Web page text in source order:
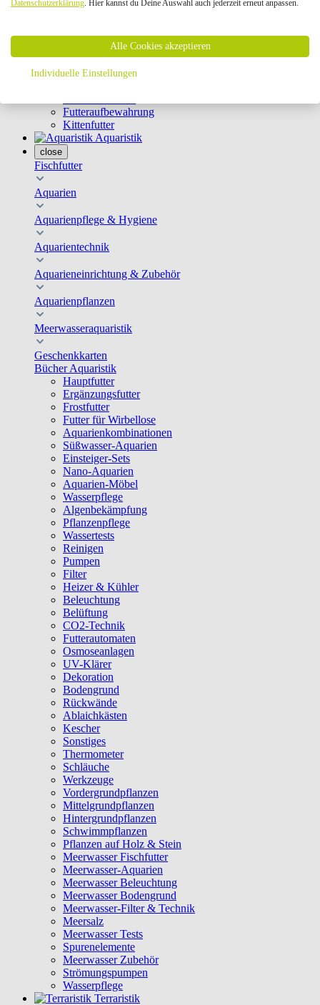
Geschirre & Leinen
Schutznetze
Kippfensterschutz
Katzenkameras
Futternäpfe
Futteraufbewahrung
Kittenfutter
Aquaristik
close
Fischfutter
Aquarien
Aquarienpflege & Hygiene
Aquarientechnik
Aquarieneinrichtung & Zubehör
Aquarienpflanzen
Meerwasseraquaristik
Geschenkkarten
Bücher Aquaristik
Hauptfutter
Ergänzungsfutter
Frostfutter
Futter für Wirbellose
Aquarienkombinationen
Süßwasser-Aquarien
Einsteiger-Sets
Nano-Aquarien
Aquarien-Möbel
Wasserpflege
Algenbekämpfung
Pflanzenpflege
Wassertests
Reinigen
Pumpen
Filter
Heizer & Kühler
Beleuchtung
Belüftung
CO2-Technik
Futterautomaten
Osmoseanlagen
UV-Klärer
Dekoration
Bodengrund
Rückwände
Ablaichkästen
Kescher
Sonstiges
Thermometer
Schläuche
Werkzeuge
Vordergrundpflanzen
Mittelgrundpflanzen
Hintergrundpflanzen
Schwimmpflanzen
Pflanzen auf Holz & Stein
Meerwasser Fischfutter
Meerwasser-Aquarien
Meerwasser Beleuchtung
Meerwasser Bodengrund
Meerwasser-Filter & Technik
Meersalz
Meerwasser Tests
Spurenelemente
Meerwasser Zubehör
Strömungspumpen
Wasserpflege
Terraristik
Datenschutzerklärung. Hier kannst du Deine Auswahl auch jederzeit erneut anpassen.
Alle Cookies akzeptieren
Individuelle Einstellungen